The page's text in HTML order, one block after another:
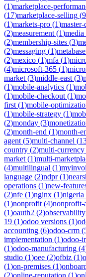
(1)marketplace-
(17)marketplace-selling (9
(1)markets-pro (1)master-
(2)measurement (1)media
(2)membership-sites (3)
(2)messaging (1)metabase
(2)mexico (1)mfa (1)
(4)microsoft-365 (1)
market (3)middle-east (3)
(1)mobile-analytics (1)
(1)mobile-checkout (1)
first (1)mobile-
(1)mobile-strategy (1)
(2)monday (3)
(2)month-end (1)month-
agent (5)multi-channel (
country (2)multi-currency
market (1)multi-
(4)multilingual (1)
language (2)ndpr(1)
operations (1)new-
(2)nfe (1)nginx (1)nigeria
(1)nonprofit (4)nonprofit-
(1)oauth2 (2)observability
19 (1)odoo versions (1)
accounting (6)odoo-crm (
implementation (1)odoo-
(1)odoo-manufacturing (4
studio (1)oee (2)ofbiz (1)
(1)on-premises (1)
(2)online-reputation (1)